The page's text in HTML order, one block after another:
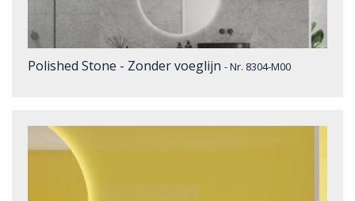
Polished Stone - Zonder voeglijn - Nr. 8304-M00